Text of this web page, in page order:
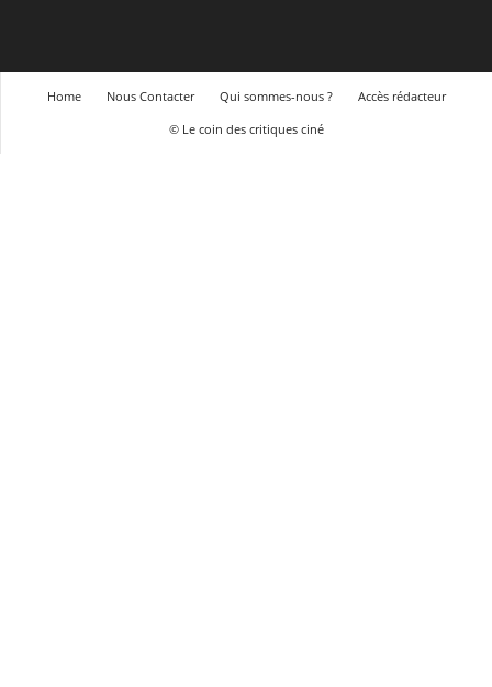
Home Nous Contacter Qui sommes-nous ?
Accès rédacteur
© Le coin des critiques ciné